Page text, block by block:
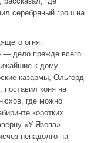
серебряный грош на
огня.
— дело прежде всего.
к дому
казармы, Ольгерд
коня на
где можно
коротких
«У Язепа».
ненадолго на